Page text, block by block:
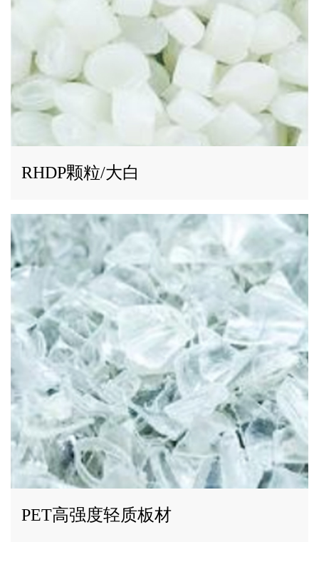
RHDP颗粒/大白
PET高强度轻质板材